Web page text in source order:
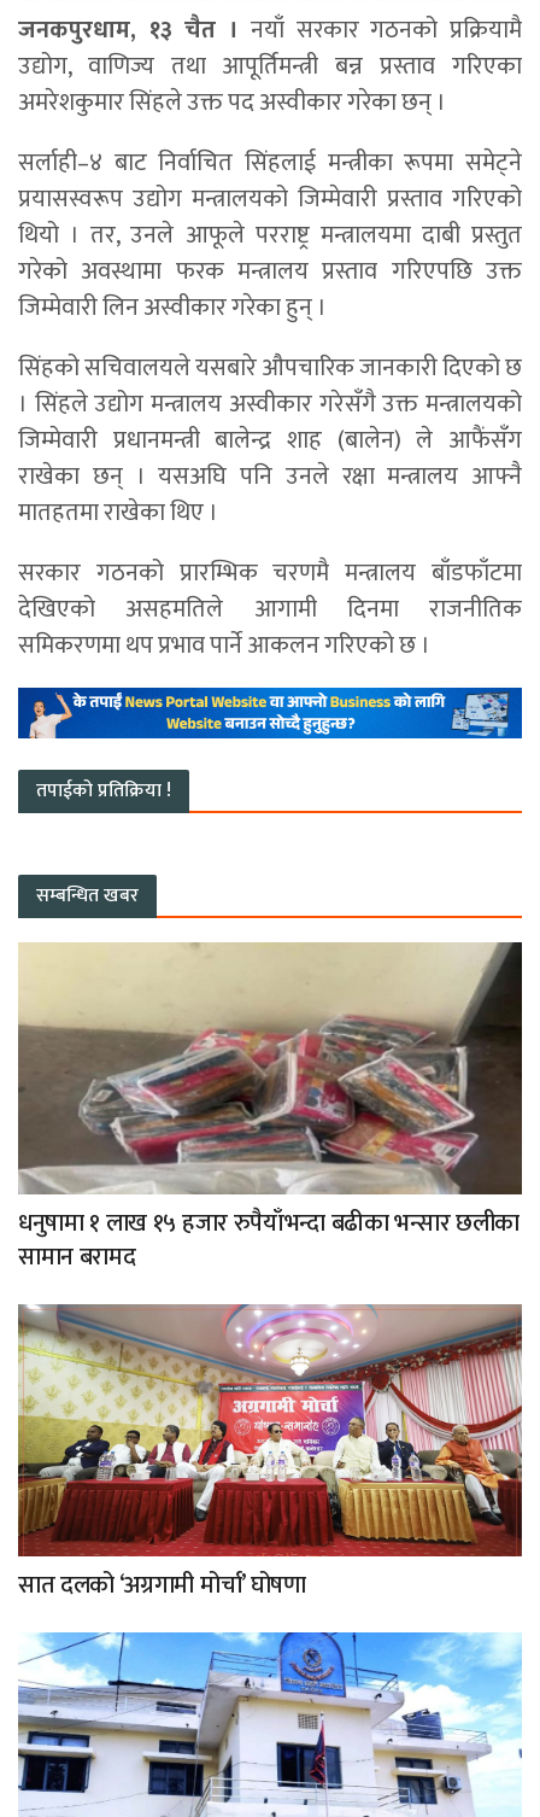
जनकपुरधाम, १३ चैत । नयाँ सरकार गठनको प्रक्रियामै
उद्योग, वाणिज्य तथा आपूर्तिमन्त्री बन्न प्रस्ताव गरिएका
अमरेशकुमार सिंहले उक्त पद अस्वीकार गरेका छन् ।
सर्लाही–४ बाट निर्वाचित सिंहलाई मन्त्रीका रूपमा समेट्ने
प्रयासस्वरूप उद्योग मन्त्रालयको जिम्मेवारी प्रस्ताव गरिएको
थियो । तर, उनले आफूले परराष्ट्र मन्त्रालयमा दाबी प्रस्तुत
गरेको अवस्थामा फरक मन्त्रालय प्रस्ताव गरिएपछि उक्त
जिम्मेवारी लिन अस्वीकार गरेका हुन् ।
सिंहको सचिवालयले यसबारे औपचारिक जानकारी दिएको छ
। सिंहले उद्योग मन्त्रालय अस्वीकार गरेसँगै उक्त मन्त्रालयको
जिम्मेवारी प्रधानमन्त्री बालेन्द्र शाह (बालेन) ले आफैंसँग
राखेका छन् । यसअघि पनि उनले रक्षा मन्त्रालय आफ्नै
मातहतमा राखेका थिए ।
सरकार गठनको प्रारम्भिक चरणमै मन्त्रालय बाँडफाँटमा
देखिएको असहमतिले आगामी दिनमा राजनीतिक
समिकरणमा थप प्रभाव पार्ने आकलन गरिएको छ ।
तपाईको प्रतिक्रिया !
सम्बन्धित खबर
धनुषामा १ लाख १५ हजार रुपैयाँभन्दा बढीका भन्सार छलीका
सामान बरामद
सात दलको ‘अग्रगामी मोर्चा’ घोषणा